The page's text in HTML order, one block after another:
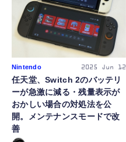
Nintendo 2025 Jun 12
任天堂、Switch 2のバッテリ
ーが急激に減る・残量表示が
おかしい場合の対処法を公
開。メンテナンスモードで改
善